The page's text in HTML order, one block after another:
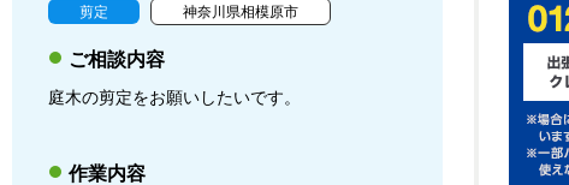
剪定 神奈川県相模原市
ご相談内容
庭木の剪定をお願いしたいです。
作業内容